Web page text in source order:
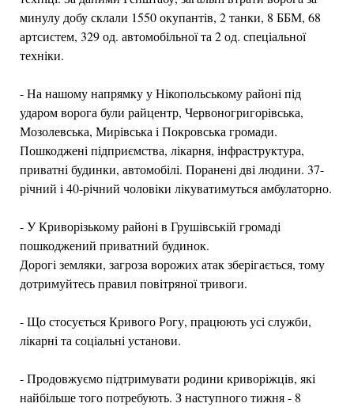
минулу добу склали 1550 окупантів, 2 танки, 8 ББМ, 68
артсистем, 329 од. автомобільної та 2 од. спеціальної
техніки.
- На нашому напрямку у Нікопольському районі під
ударом ворога були райцентр, Червоногригорівська,
Мозолевська, Мирівська і Покровська громади.
Пошкоджені підприємства, лікарня, інфраструктура,
приватні будинки, автомобілі. Поранені дві людини. 37-
річний і 40-річний чоловіки лікуватимуться амбулаторно.
- У Криворізькому районі в Грушівській громаді
пошкоджений приватний будинок.
Дорогі земляки, загроза ворожих атак зберігається, тому
дотримуйтесь правил повітряної тривоги.
- Що стосується Кривого Рогу, працюють усі служби,
лікарні та соціальні установи.
- Продовжуємо підтримувати родини криворіжців, які
найбільше того потребують. З наступного тижня - 8